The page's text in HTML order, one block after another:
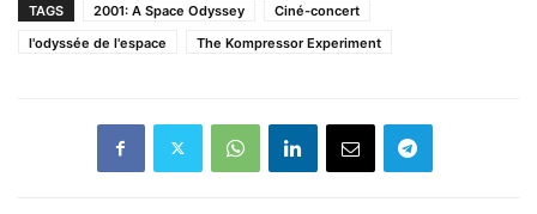
TAGS 2001: A Space Odyssey
Ciné-concert
l'odyssée de l'espace
The Kompressor Experiment